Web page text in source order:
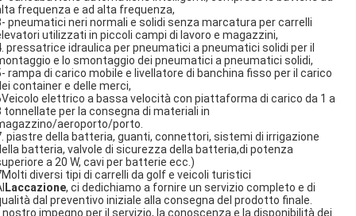
frequenza e ad alta frequenza,
pneumatici neri normali e solidi senza marcatura per carrelli
utilizzati in piccoli campi di lavoro e magazzini,
pressatrice idraulica per pneumatici a pneumatici solidi per il
e lo smontaggio dei pneumatici a pneumatici solidi,
rampa di carico mobile e livellatore di banchina fisso per il carico
container e delle merci,
elettrico a bassa velocità con piattaforma di carico da 1 a
tonnellate per la consegna di materiali in
aeroporto/porto.
piastre della batteria, guanti, connettori, sistemi di irrigazione
batteria, valvole di sicurezza della batteria,di potenza
a 20 W, cavi per batterie ecc.)
diversi tipi di carrelli da golf e veicoli turistici
Laccazione, ci dedichiamo a fornire un servizio completo e di
dal preventivo iniziale alla consegna del prodotto finale.
nostro impegno per il servizio, la conoscenza e la disponibilità dei